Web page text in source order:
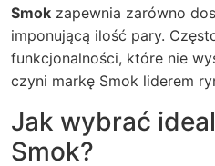
Smok zapewnia zarówno
imponującą ilość pary.
funkcjonalności, które nie
czyni markę Smok liderem
Jak wybrać
Smok?